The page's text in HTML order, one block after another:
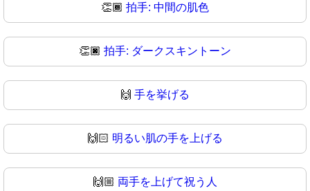
👏🏾 拍手: 中間の肌色
👏🏿 拍手: ダークスキントーン
🙌 手を挙げる
🙌🏻 明るい肌の手を上げる
🙌🏼 両手を上げて祝う人